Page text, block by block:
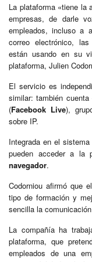
La plataforma «tiene la
empresas, de darle
empleados, incluso a
correo electrónico,
están usando en su
plataforma, Julien
El servicio es
similar: también
(Facebook Live),
sobre IP.
Integrada en el
pueden acceder a
navegador.
Codorniou afirmó que
tipo de formación y
sencilla la
La compañía ha
plataforma, que
empleados de una